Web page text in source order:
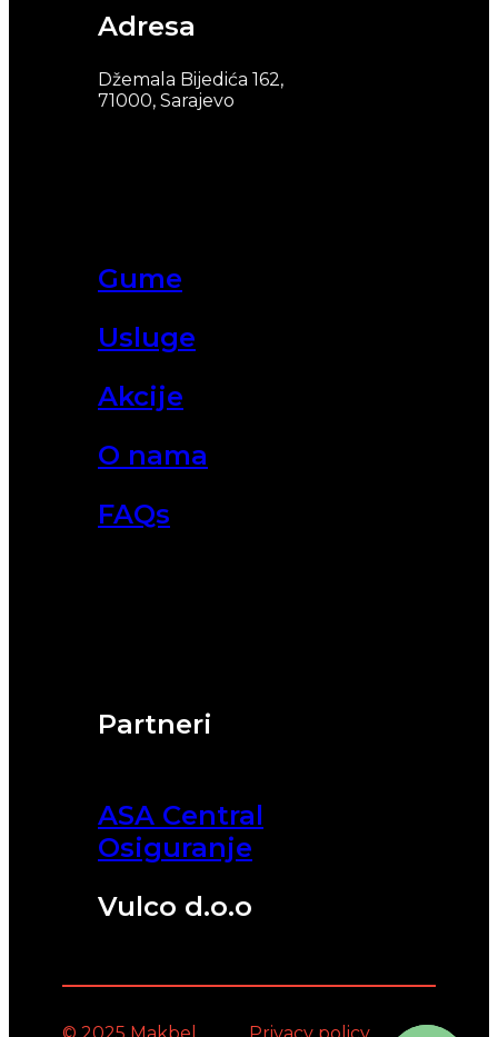
Partneri
ASA Central
Osiguranje
Vulco d.o.o
Gume
Usluge
Akcije
O nama
FAQs
Adresa
Džemala Bijedića 162,
71000, Sarajevo